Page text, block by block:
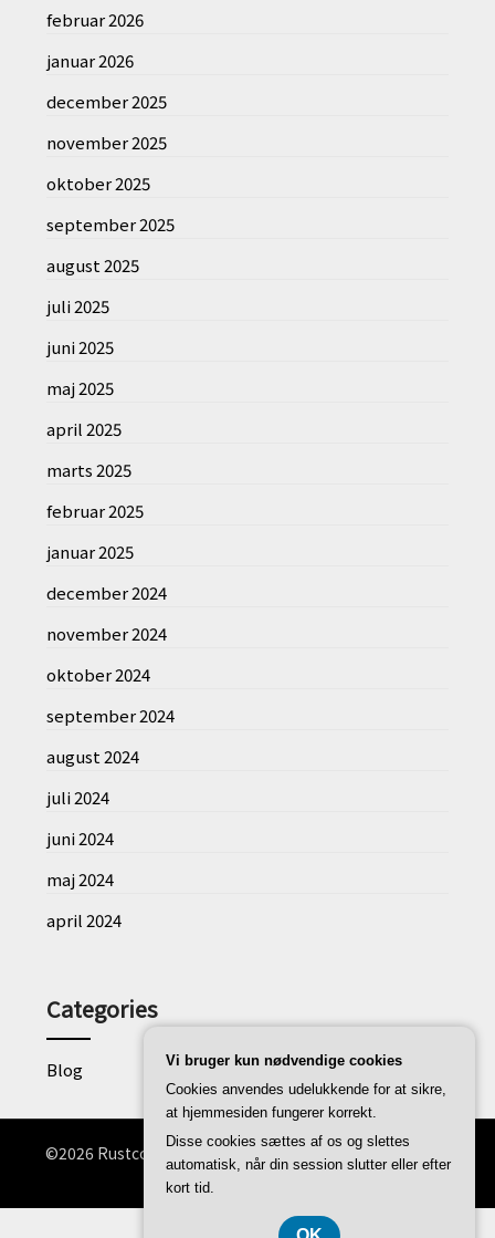
februar 2026
januar 2026
december 2025
november 2025
oktober 2025
september 2025
august 2025
juli 2025
juni 2025
maj 2025
april 2025
marts 2025
februar 2025
januar 2025
december 2024
november 2024
oktober 2024
september 2024
august 2024
juli 2024
juni 2024
maj 2024
april 2024
Categories
Blog
©2026 Rustconverter.dk| WordPress Theme bySuperb
WordPress Themes
CVR-Nummer 3740 7739
Vi bruger kun nødvendige cookies
Cookies anvendes udelukkende for at sikre,
at hjemmesiden fungerer korrekt.
Disse cookies sættes af os og slettes
automatisk, når din session slutter eller efter
kort tid.